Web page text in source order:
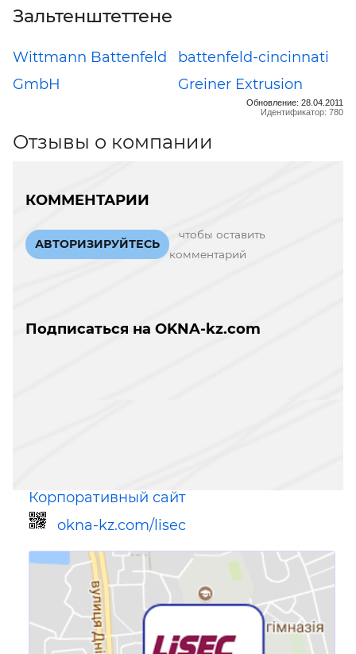
Зальтенштеттене
Wittmann Battenfeld
GmbH
battenfeld-cincinnati
Greiner Extrusion
Обновление: 28.04.2011
Идентификатор: 780
Отзывы о компании
КОММЕНТАРИИ
АВТОРИЗИРУЙТЕСЬ
чтобы оставить
комментарий
Подписаться на OKNA-kz.com
Корпоративный сайт
okna-kz.com/lisec